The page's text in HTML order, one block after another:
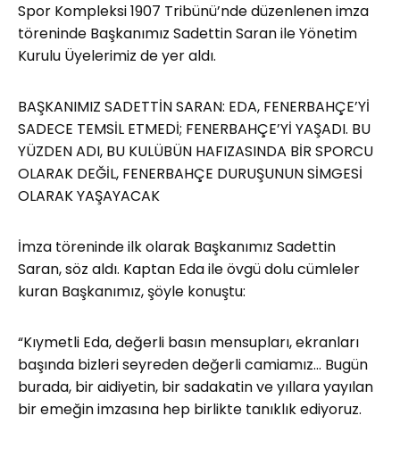
Spor Kompleksi 1907 Tribünü’nde düzenlenen imza
töreninde Başkanımız Sadettin Saran ile Yönetim
Kurulu Üyelerimiz de yer aldı.
BAŞKANIMIZ SADETTİN SARAN: EDA, FENERBAHÇE’Yİ
SADECE TEMSİL ETMEDİ; FENERBAHÇE’Yİ YAŞADI. BU
YÜZDEN ADI, BU KULÜBÜN HAFIZASINDA BİR SPORCU
OLARAK DEĞİL, FENERBAHÇE DURUŞUNUN SİMGESİ
OLARAK YAŞAYACAK
İmza töreninde ilk olarak Başkanımız Sadettin
Saran, söz aldı. Kaptan Eda ile övgü dolu cümleler
kuran Başkanımız, şöyle konuştu:
“Kıymetli Eda, değerli basın mensupları, ekranları
başında bizleri seyreden değerli camiamız… Bugün
burada, bir aidiyetin, bir sadakatin ve yıllara yayılan
bir emeğin imzasına hep birlikte tanıklık ediyoruz.